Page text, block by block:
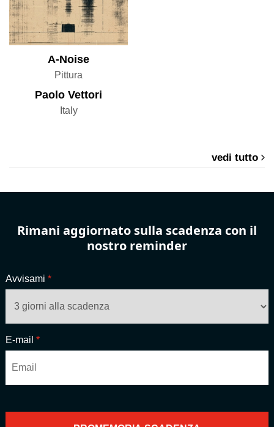
A-Noise
Pittura
Paolo Vettori
Italy
vedi tutto
Rimani aggiornato sulla scadenza con il
nostro reminder
Avvisami *
E-mail *